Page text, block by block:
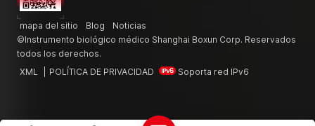
mapa del sitio Blog
Noticias
©Instrumento biológico médico Shanghai Boxun Corp. Reservados
todos los derechos.
XML
POLÍTICA DE PRIVACIDAD Soporta red IPv6